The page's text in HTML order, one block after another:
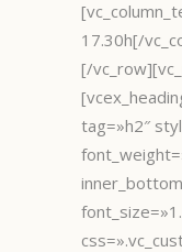
17.30h[/
[/
tag=»h2″